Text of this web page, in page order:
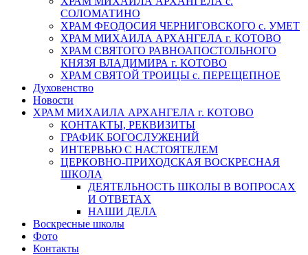
СОЛОМАТИНО
ХРАМ ФЕОДОСИЯ ЧЕРНИГОВСКОГО с. УМЕТ
ХРАМ МИХАИЛА АРХАНГЕЛА г. КОТОВО
ХРАМ СВЯТОГО РАВНОАПОСТОЛЬНОГО
КНЯЗЯ ВЛАДИМИРА г. КОТОВО
ХРАМ СВЯТОЙ ТРОИЦЫ с. ПЕРЕЩЕПНОЕ
Духовенство
Новости
ХРАМ МИХАИЛА АРХАНГЕЛА г. КОТОВО
КОНТАКТЫ, РЕКВИЗИТЫ
ГРАФИК БОГОСЛУЖЕНИЙ
ИНТЕРВЬЮ С НАСТОЯТЕЛЕМ
ЦЕРКОВНО-ПРИХОДСКАЯ ВОСКРЕСНАЯ
ШКОЛА
ДЕЯТЕЛЬНОСТЬ ШКОЛЫ В ВОПРОСАХ
И ОТВЕТАХ
НАШИ ДЕЛА
Воскресные школы
Фото
Контакты